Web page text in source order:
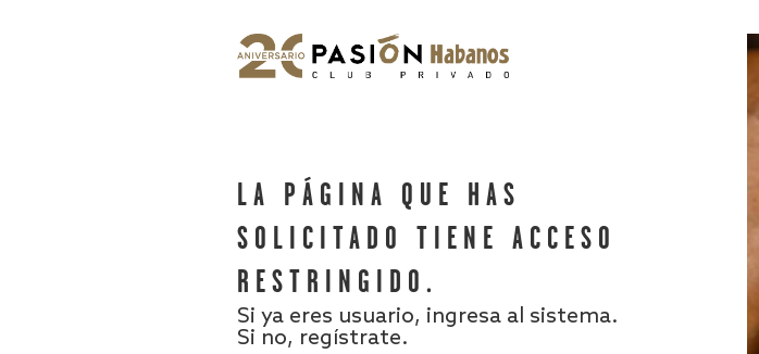
LA PÁGINA QUE HAS
SOLICITADO TIENE ACCESO
RESTRINGIDO.
Si ya eres usuario, ingresa al sistema.
Si no, regístrate.